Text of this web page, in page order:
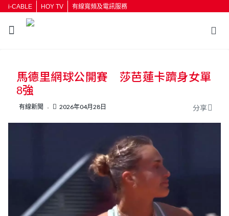
i-CABLE HOY TV 有線寬頻及電訊服務
按輸入鍵開始搜尋
馬德里網球公開賽 莎芭蓮卡躋身女單
8強
有線新聞 2026年04月28日 分享